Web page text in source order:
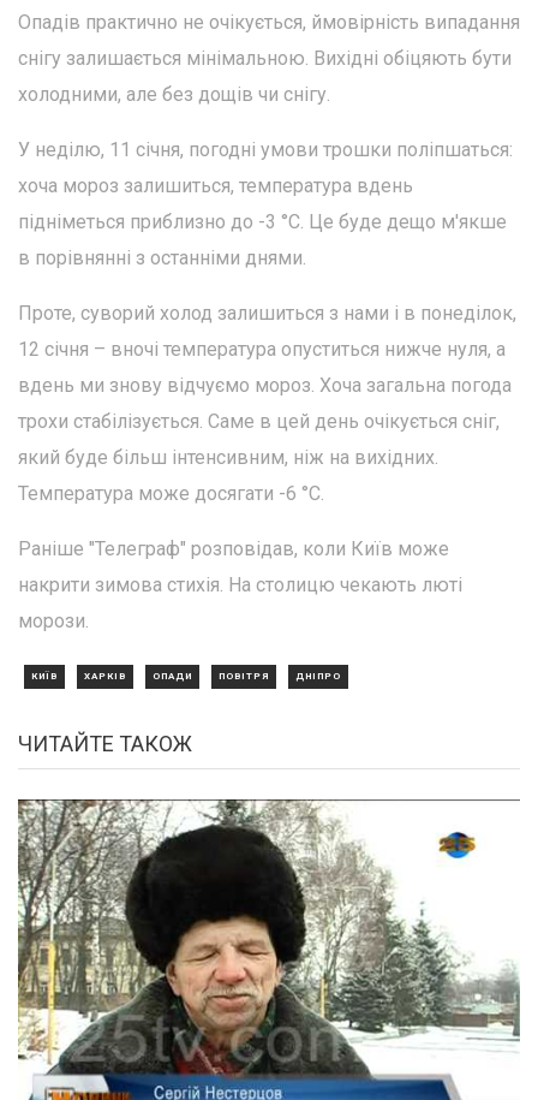
Опадів практично не очікується, ймовірність випадання
снігу залишається мінімальною. Вихідні обіцяють бути
холодними, але без дощів чи снігу.
У неділю, 11 січня, погодні умови трошки поліпшаться:
хоча мороз залишиться, температура вдень
підніметься приблизно до -3 °C. Це буде дещо м'якше
в порівнянні з останніми днями.
Проте, суворий холод залишиться з нами і в понеділок,
12 січня – вночі температура опуститься нижче нуля, а
вдень ми знову відчуємо мороз. Хоча загальна погода
трохи стабілізується. Саме в цей день очікується сніг,
який буде більш інтенсивним, ніж на вихідних.
Температура може досягати -6 °C.
Раніше "Телеграф" розповідав, коли Київ може
накрити зимова стихія. На столицю чекають люті
морози.
КИЇВ ХАРКІВ ОПАДИ ПОВІТРЯ ДНІПРО
ЧИТАЙТЕ ТАКОЖ